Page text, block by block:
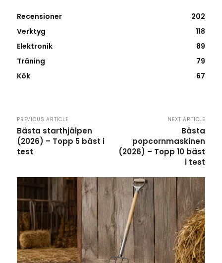
Recensioner
202
Verktyg
118
Elektronik
89
Träning
79
Kök
67
PREVIOUS ARTICLE
Bästa starthjälpen
(2026) – Topp 5 bäst i
test
NEXT ARTICLE
Bästa
popcornmaskinen
(2026) – Topp 10 bäst
i test